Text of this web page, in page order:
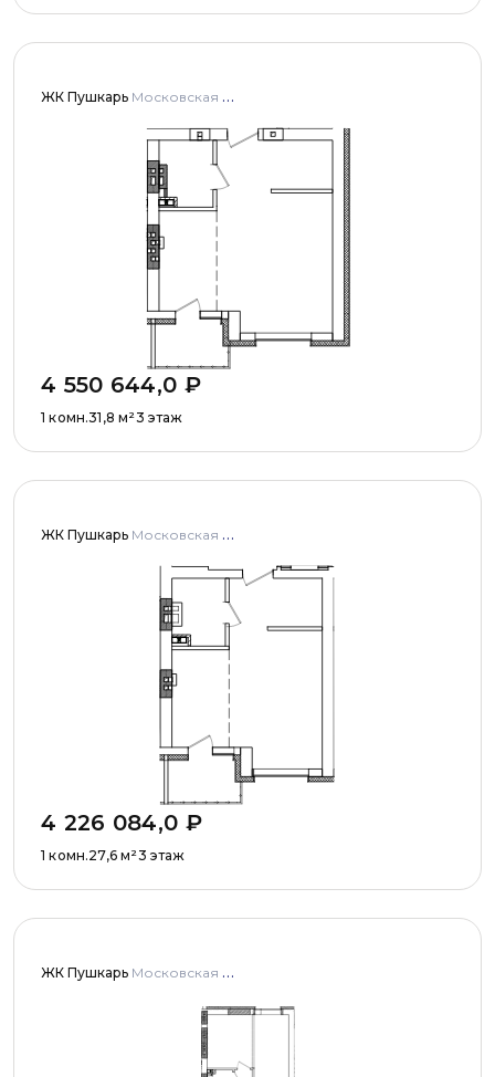
ЖК Пушкарь Московская область, Городской округ Пушкинский, с. Тарасовка, мкр Пушкарь, дома № 1, 2, 3
4 550 644,0 ₽
1 комн.31,8 м²3 этаж
ЖК Пушкарь Московская область, Городской округ Пушкинский, с. Тарасовка, мкр Пушкарь, дома № 1, 2, 3
4 226 084,0 ₽
1 комн.27,6 м²3 этаж
ЖК Пушкарь Московская область, Городской округ Пушкинский, с. Тарасовка, мкр Пушкарь, дома № 1, 2, 3